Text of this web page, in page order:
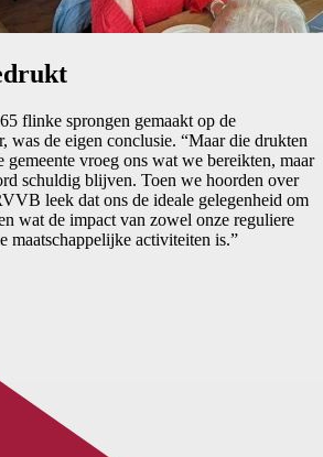
flinke sprongen gemaakt op de
was de eigen conclusie. “Maar die drukten
vroeg ons wat we bereikten, maar
schuldig blijven. Toen we hoorden over
leek dat ons de ideale gelegenheid om
wat de impact van zowel onze reguliere
maatschappelijke activiteiten is.”